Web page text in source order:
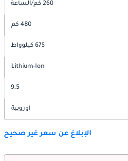
260 كم/الساعة
480 كم
675 كيلوواط
Lithium-Ion
9.5
اوروبية
الإبلاغ عن سعر غير صحيح